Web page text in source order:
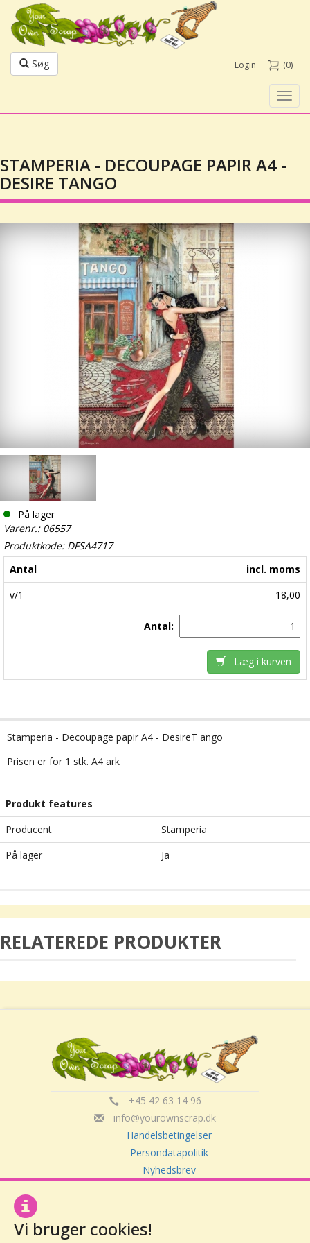
Søg Login (0)
STAMPERIA - DECOUPAGE PAPIR A4 -
DESIRE TANGO
På lager
Varenr.: 06557
Produktkode: DFSA4717
Antal
incl. moms
v/1
18,00
Antal:
Læg i kurven
Stamperia - Decoupage papir A4 - DesireT ango
Prisen er for 1 stk. A4 ark
Produkt features
Producent
Stamperia
På lager
Ja
RELATEREDE PRODUKTER
+45 42 63 14 96
info@yourownscrap.dk
Handelsbetingelser
Persondatapolitik
Nyhedsbrev
Vi bruger cookies!